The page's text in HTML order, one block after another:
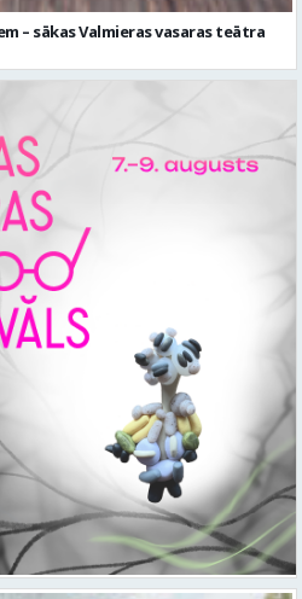
– sākas Valmieras vasaras teātra